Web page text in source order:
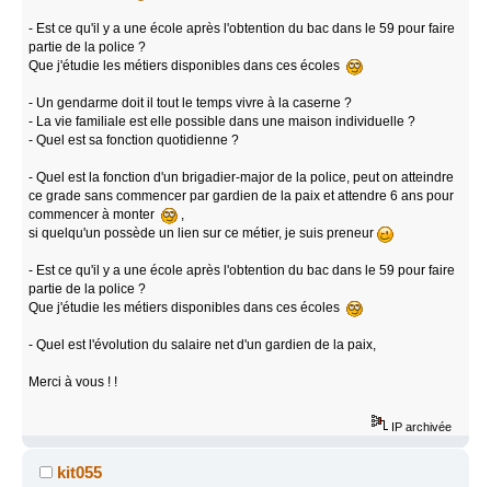
- Est ce qu'il y a une école après l'obtention du bac dans le 59 pour faire
partie de la police ?
Que j'étudie les métiers disponibles dans ces écoles
- Un gendarme doit il tout le temps vivre à la caserne ?
- La vie familiale est elle possible dans une maison individuelle ?
- Quel est sa fonction quotidienne ?
- Quel est la fonction d'un brigadier-major de la police, peut on atteindre
ce grade sans commencer par gardien de la paix et attendre 6 ans pour
commencer à monter
,
si quelqu'un possède un lien sur ce métier, je suis preneur
- Est ce qu'il y a une école après l'obtention du bac dans le 59 pour faire
partie de la police ?
Que j'étudie les métiers disponibles dans ces écoles
- Quel est l'évolution du salaire net d'un gardien de la paix,
Merci à vous ! !
IP archivée
kit055